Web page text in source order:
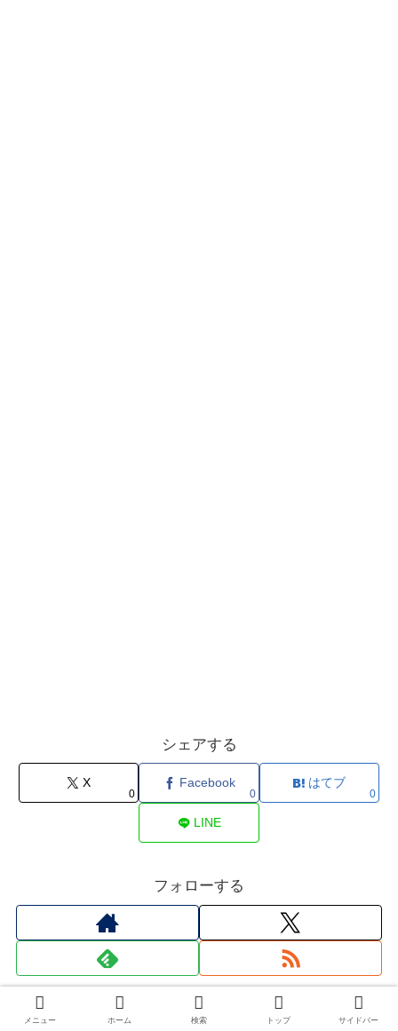
シェアする
X
0
Facebook
0
はてブ
0
LINE
フォローする
この記事を書いた人
メニュー ホーム 検索 トップ サイドバー